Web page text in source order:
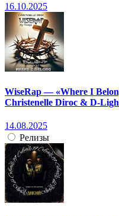
16.10.2025
WiseRap — «Where I
Christenelle Diroc & D-
14.08.2025
Релизы